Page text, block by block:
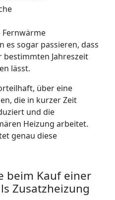
Fernwärme
es sogar passieren, dass
bestimmten Jahreszeit
lässt.
über eine
die in kurzer Zeit
und die
Heizung arbeitet.
genau diese
beim Kauf einer
Zusatzheizung